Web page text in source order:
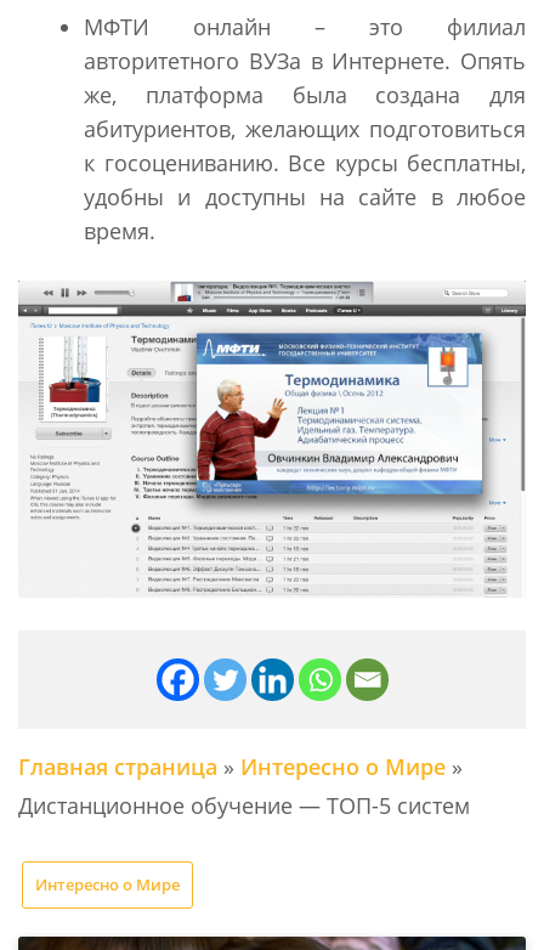
МФТИ онлайн – это филиал
авторитетного ВУЗа в Интернете. Опять
же, платформа была создана для
абитуриентов, желающих подготовиться
к госоцениванию. Все курсы бесплатны,
удобны и доступны на сайте в любое
время.
Главная страница » Интересно о Мире »
Дистанционное обучение — ТОП-5 систем
Интересно о Мире